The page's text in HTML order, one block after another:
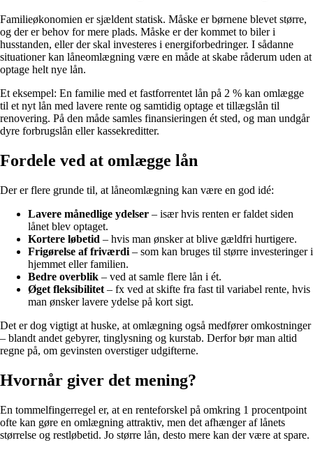
Familieøkonomien er sjældent statisk. Måske er børnene blevet større,
og der er behov for mere plads. Måske er der kommet to biler i
husstanden, eller der skal investeres i energiforbedringer. I sådanne
situationer kan låneomlægning være en måde at skabe råderum uden at
optage helt nye lån.
Et eksempel: En familie med et fastforrentet lån på 2 % kan omlægge
til et nyt lån med lavere rente og samtidig optage et tillægslån til
renovering. På den måde samles finansieringen ét sted, og man undgår
dyre forbrugslån eller kassekreditter.
Fordele ved at omlægge lån
Der er flere grunde til, at låneomlægning kan være en god idé:
Lavere månedlige ydelser – især hvis renten er faldet siden
lånet blev optaget.
Kortere løbetid – hvis man ønsker at blive gældfri hurtigere.
Frigørelse af friværdi – som kan bruges til større investeringer i
hjemmet eller familien.
Bedre overblik – ved at samle flere lån i ét.
Øget fleksibilitet – fx ved at skifte fra fast til variabel rente, hvis
man ønsker lavere ydelse på kort sigt.
Det er dog vigtigt at huske, at omlægning også medfører omkostninger
– blandt andet gebyrer, tinglysning og kurstab. Derfor bør man altid
regne på, om gevinsten overstiger udgifterne.
Hvornår giver det mening?
En tommelfingerregel er, at en renteforskel på omkring 1 procentpoint
ofte kan gøre en omlægning attraktiv, men det afhænger af lånets
størrelse og restløbetid. Jo større lån, desto mere kan der være at spare.